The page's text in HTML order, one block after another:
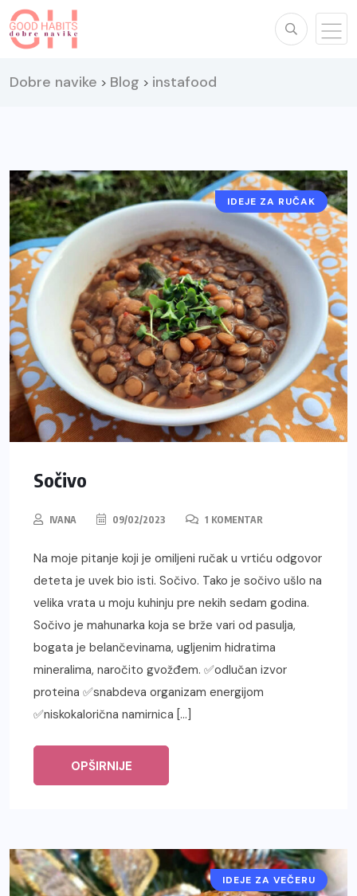
Dobre navike > Blog > instafood
IDEJE ZA RUČAK
Sočivo
IVANA 09/02/2023 1 KOMENTAR
Na moje pitanje koji je omiljeni ručak u vrtiću odgovor
deteta je uvek bio isti. Sočivo. Tako je sočivo ušlo na
velika vrata u moju kuhinju pre nekih sedam godina.
Sočivo je mahunarka koja se brže vari od pasulja,
bogata je belančevinama, ugljenim hidratima
mineralima, naročito gvožđem. ✅odlučan izvor
proteina ✅snabdeva organizam energijom
✅niskokalorična namirnica […]
OPŠIRNIJE
IDEJE ZA VEČERU